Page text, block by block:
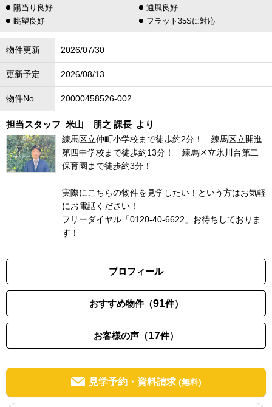
陽当り良好
通風良好
眺望良好
フラット35Sに対応
物件更新 2026/07/30
更新予定 2026/08/13
物件No. 20000458526-002
担当スタッフ 米山 朋之 課長 より
練馬区立仲町小学校まで徒歩約2分！ 練馬区立開進
第四中学校まで徒歩約13分！ 練馬区立氷川台第二
保育園まで徒歩約3分！
実際にこちらの物件を見学したい！という方はお気軽
にお電話ください！
フリーダイヤル「0120-40-6622」お待ちしておりま
す！
プロフィール
おすすめ物件（91件）
お客様の声（17件）
見学予約・資料請求 (無料)